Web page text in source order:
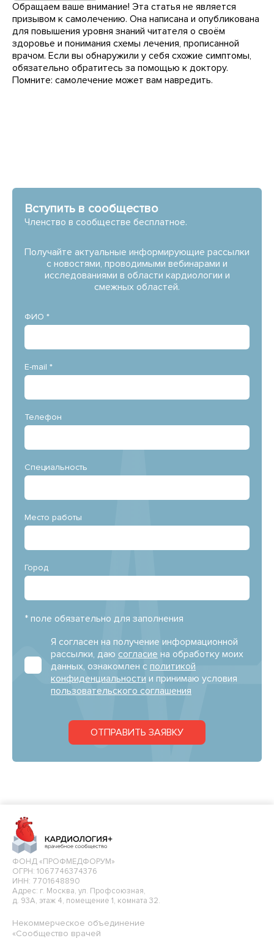
Обращаем ваше внимание! Эта статья не является
призывом к самолечению. Она написана и опубликована
для повышения уровня знаний читателя о своём
здоровье и понимания схемы лечения, прописанной
врачом. Если вы обнаружили у себя схожие симптомы,
обязательно обратитесь за помощью к доктору.
Помните: самолечение может вам навредить.
Вступить в сообщество
Членство в сообществе бесплатное.
Получайте актуальные информирующие рассылки
с новостями, проводимыми вебинарами и
исследованиями в области кардиологии и
смежных областей.
ФИО *
E-mail *
Телефон
Специальность
Место работы
Город
* поле обязательно для заполнения
Я согласен на получение информационной
рассылки, даю согласие на обработку моих
данных, ознакомлен с политикой
конфиденциальности и принимаю условия
пользовательского соглашения
ОТПРАВИТЬ ЗАЯВКУ
ФОНД «ПРОФМЕДФОРУМ»
ОГРН: 1067746374376
ИНН: 7701648890
Адрес: г. Москва, ул. Профсоюзная,
д. 93А, этаж 4, помещение 1, комната 32.
Некоммерческое объединение
«Сообщество врачей